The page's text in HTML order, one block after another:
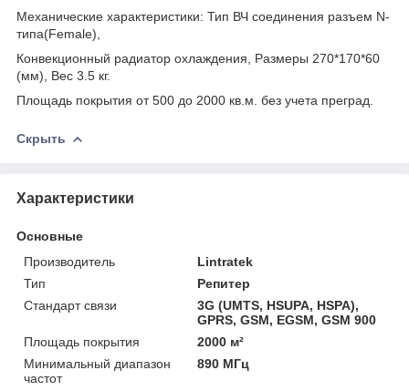
Механические характеристики: Тип ВЧ соединения разъем N-
типа(Female),
Конвекционный радиатор охлаждения, Размеры 270*170*60
(мм), Вес 3.5 кг.
Площадь покрытия от 500 до 2000 кв.м. без учета преград.
Скрыть
Характеристики
Основные
Производитель
Lintratek
Тип
Репитер
Стандарт связи
3G (UMTS, HSUPA, HSPA),
GPRS, GSM, EGSM, GSM 900
Площадь покрытия
2000 м²
Минимальный диапазон
частот
890 МГц